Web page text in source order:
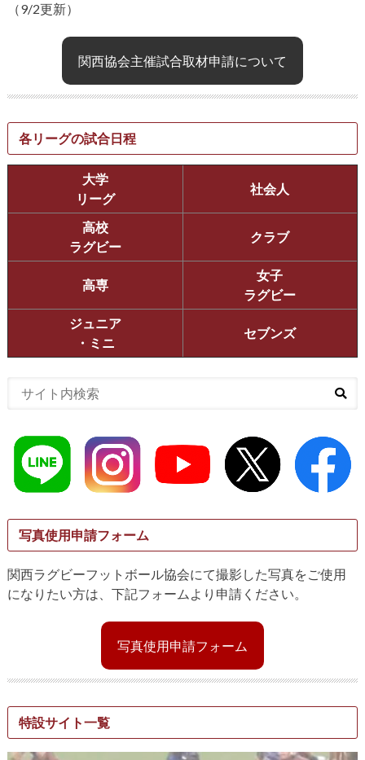
（9/2更新）
関西協会主催試合取材申請について
各リーグの試合日程
大学
リーグ
社会人
高校
ラグビー
クラブ
高専
女子
ラグビー
ジュニア
・ミニ
セブンズ
写真使用申請フォーム
関西ラグビーフットボール協会にて撮影した写真をご使用
になりたい方は、下記フォームより申請ください。
写真使用申請フォーム
特設サイト一覧